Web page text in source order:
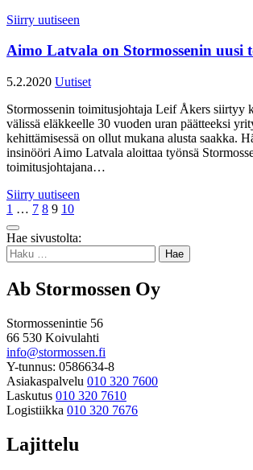
Siirry uutiseen
Aimo Latvala on Stormossenin uusi
5.2.2020 Uutiset
Stormossenin toimitusjohtaja Leif Åkers siirtyy
välissä eläkkeelle 30 vuoden uran päätteeksi
kehittämisessä on ollut mukana alusta saakka.
insinööri Aimo Latvala aloittaa työnsä
toimitusjohtajana…
Siirry uutiseen
Page
1 … Page
7 Page
8 Page
9 Page
10
Takaisin
ylös
Hae sivustolta:
Haku:
Ab Stormossen Oy
Stormossenintie 56
66 530 Koivulahti
info@stormossen.fi
Y-tunnus: 0586634-8
Asiakaspalvelu 010 320 7600
Laskutus 010 320 7610
Logistiikka 010 320 7676
Lajittelu